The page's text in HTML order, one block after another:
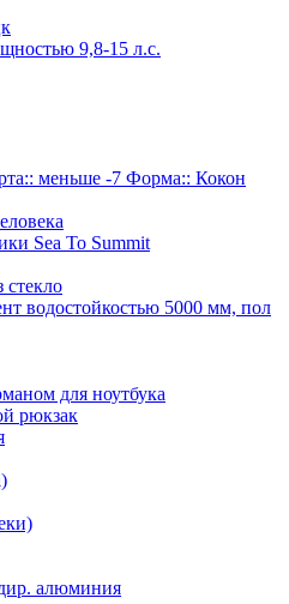
9,8-15 л.с.
меньше -7 Форма:: Кокон
Sea To Summit
водостойкостью 5000 мм, пол
для ноутбука
рюкзак
алюминия